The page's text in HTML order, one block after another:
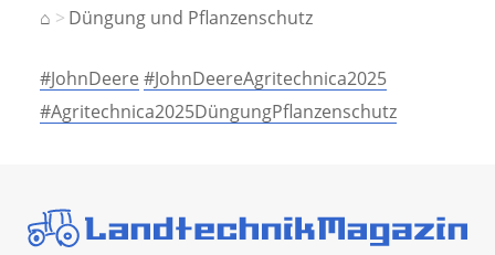
⌂ Düngung und Pflanzenschutz
#JohnDeere #JohnDeereAgritechnica2025
#Agritechnica2025DüngungPflanzenschutz